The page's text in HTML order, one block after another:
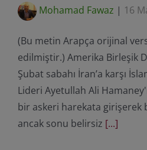
Mohamad Fawaz | 16
(Bu metin Arapça orijinal
edilmiştir.) Amerika Birleşik
Şubat sabahı İran’a karşı
Lideri Ayetullah Ali
bir askeri harekata girişerek
ancak sonu belirsiz [...]